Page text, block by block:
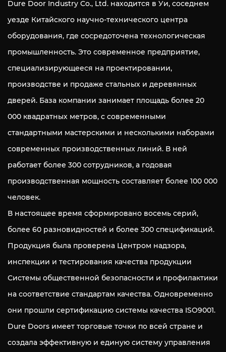
Dure Door Industry Co., Ltd. находится в Уи, соседнем
уезде Китайского научно-технического центра
оборудования, где сосредоточена технологическая
промышленность. Это современное предприятие,
специализирующееся на проектировании,
производстве и продаже стальных и деревянных
дверей. База компании занимает площадь более 20
000 квадратных метров, с современными
стандартными мастерскими и несколькими наборами
современных производственных линий. В ней
работает более 300 сотрудников, а годовая
производственная мощность составляет более 100 000
человек.
В настоящее время сформировано восемь серий,
более 60 разновидностей и более 300 спецификаций.
Продукция была проверена Центром надзора,
инспекции и тестирования качества продукции
Системы общественной безопасности и профилактики
на соответствие стандартам качества. Одновременно
они прошли сертификацию системы качества ISO9001.
Dure Doors имеет торговые точки по всей стране и
создала эффективную и единую систему управления